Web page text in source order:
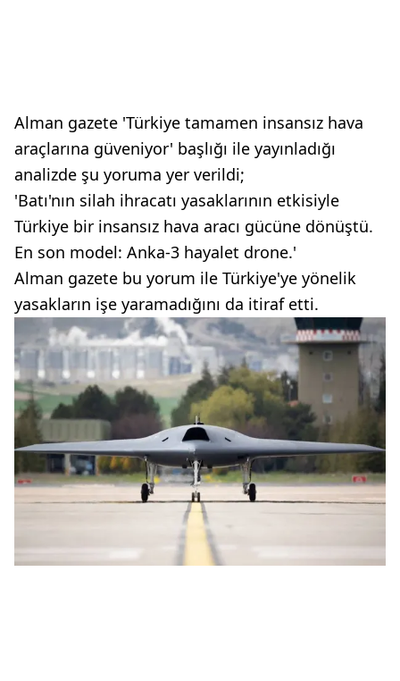
Alman gazete 'Türkiye tamamen insansız hava
araçlarına güveniyor' başlığı ile yayınladığı
analizde şu yoruma yer verildi;
'Batı'nın silah ihracatı yasaklarının etkisiyle
Türkiye bir insansız hava aracı gücüne dönüştü.
En son model: Anka-3 hayalet drone.'
Alman gazete bu yorum ile Türkiye'ye yönelik
yasakların işe yaramadığını da itiraf etti.